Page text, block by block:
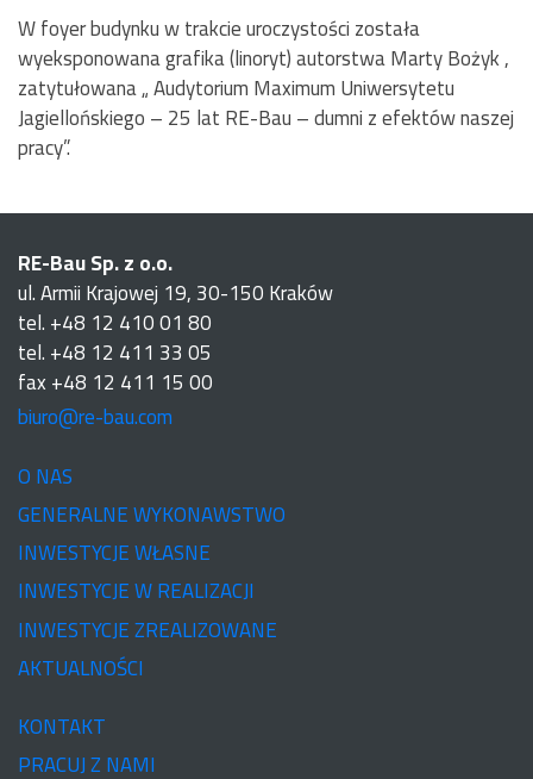
W foyer budynku w trakcie uroczystości została
wyeksponowana grafika (linoryt) autorstwa Marty Bożyk ,
zatytułowana „ Audytorium Maximum Uniwersytetu
Jagiellońskiego – 25 lat RE-Bau – dumni z efektów naszej
pracy”.
RE-Bau Sp. z o.o.
ul. Armii Krajowej 19, 30-150 Kraków
tel. +48 12 410 01 80
tel. +48 12 411 33 05
fax +48 12 411 15 00
biuro@re-bau.com
O NAS
GENERALNE WYKONAWSTWO
INWESTYCJE WŁASNE
INWESTYCJE W REALIZACJI
INWESTYCJE ZREALIZOWANE
AKTUALNOŚCI
KONTAKT
PRACUJ Z NAMI